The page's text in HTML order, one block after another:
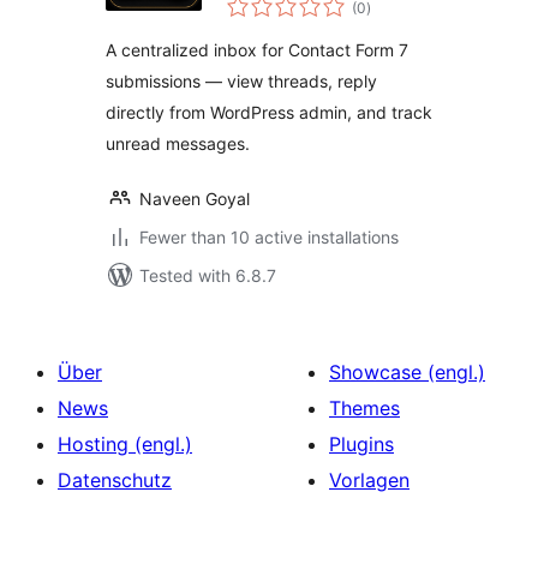
Inbox for Contact
(0ratings
)
A centralized inbox for Contact Form 7
submissions — view threads, reply
directly from WordPress admin, and track
unread messages.
Naveen Goyal
Fewer than 10 active installations
Tested with 6.8.7
Über
News
Hosting (engl.)
Datenschutz
Showcase (engl.)
Themes
Plugins
Vorlagen